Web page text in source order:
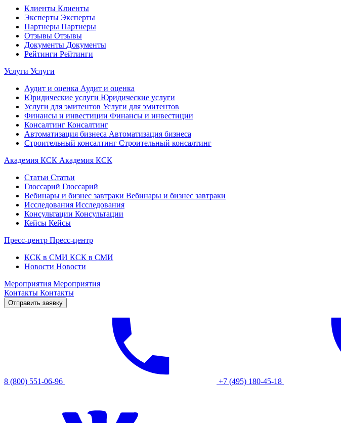
Клиенты Клиенты
Эксперты Эксперты
Партнеры Партнеры
Отзывы Отзывы
Документы Документы
Рейтинги Рейтинги
Услуги Услуги
Аудит и оценка Аудит и оценка
Юридические услуги Юридические услуги
Услуги для эмитентов Услуги для эмитентов
Финансы и инвестиции Финансы и инвестиции
Консалтинг Консалтинг
Автоматизация бизнеса Автоматизация бизнеса
Строительный консалтинг Строительный консалтинг
Академия КСК Академия КСК
Статьи Статьи
Глоссарий Глоссарий
Вебинары и бизнес завтраки Вебинары и бизнес завтраки
Исследования Исследования
Консультации Консультации
Кейсы Кейсы
Пресс-центр Пресс-центр
КСК в СМИ КСК в СМИ
Новости Новости
Мероприятия Мероприятия
Контакты Контакты
Отправить заявку
8 (800) 551-06-96 +7 (495) 180-45-18